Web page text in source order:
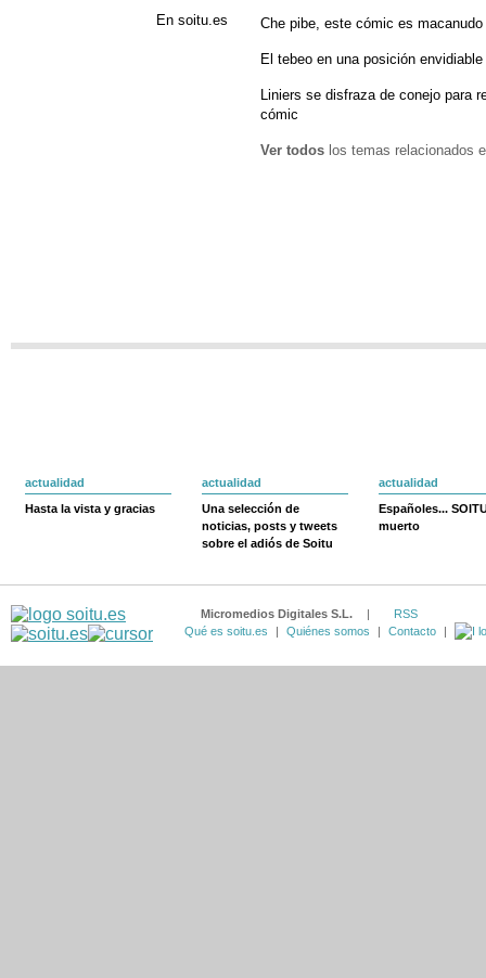
En soitu.es Che pibe, este cómic es macanudo
El tebeo en una posición
Liniers se disfraza de conejo para
cómic
Ver todos los temas relacionados
actualidad
Hasta la vista y gracias
actualidad
Una selección de
noticias, posts y tweets
sobre el adiós de Soitu
actualidad
Españoles...
muerto
Micromedios Digitales S.L. |
RSS
Qué es soitu.es
| Quiénes somos | Contacto |